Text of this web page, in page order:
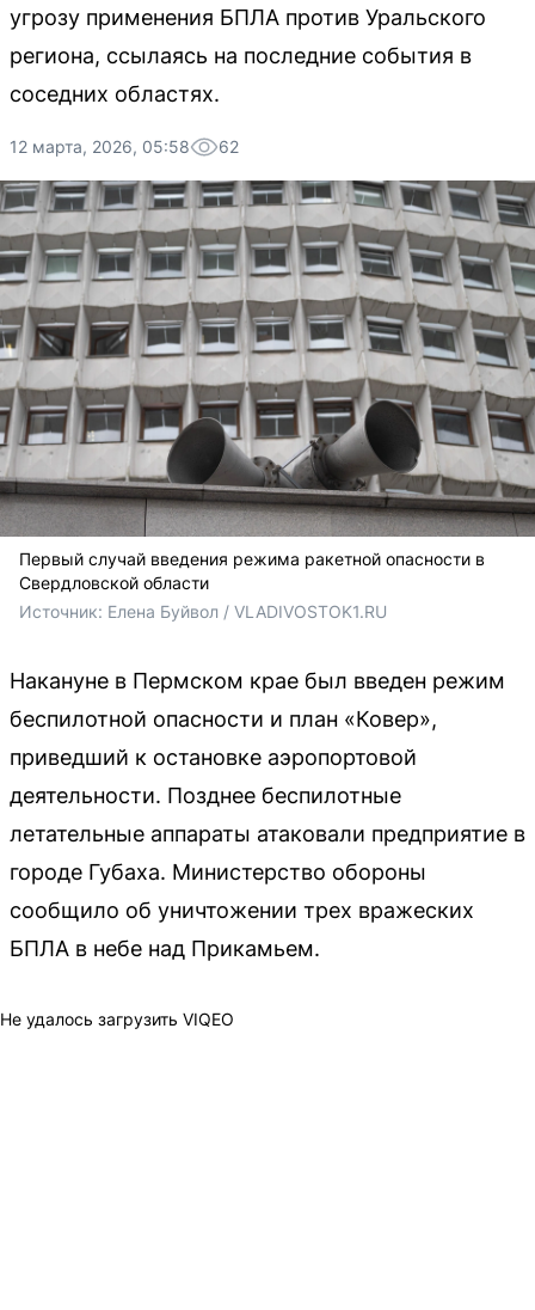
угрозу применения БПЛА против Уральского
региона, ссылаясь на последние события в
соседних областях.
12 марта, 2026, 05:58 62
Первый случай введения режима ракетной опасности в
Свердловской области
Источник: Елена Буйвол / VLADIVOSTOK1.RU
Накануне в Пермском крае был введен режим
беспилотной опасности и план «Ковер»,
приведший к остановке аэропортовой
деятельности. Позднее беспилотные
летательные аппараты атаковали предприятие в
городе Губаха. Министерство обороны
сообщило об уничтожении трех вражеских
БПЛА в небе над Прикамьем.
Не удалось загрузить VIQEO